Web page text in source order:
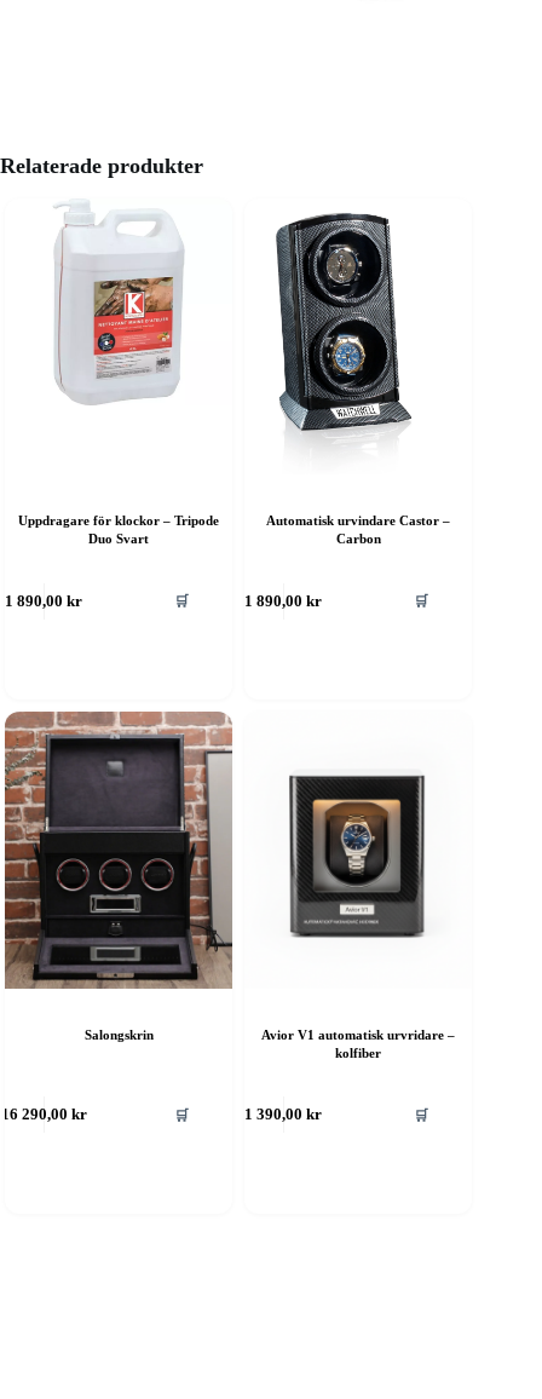
Relaterade produkter
Uppdragare för klockor – Tripode
Duo Svart
1 890,00kr 🛒
Automatisk urvindare Castor –
Carbon
1 890,00kr 🛒
Salongskrin
16 290,00 kr 🛒
Avior V1 automatisk urvridare –
kolfiber
1 390,00kr 🛒